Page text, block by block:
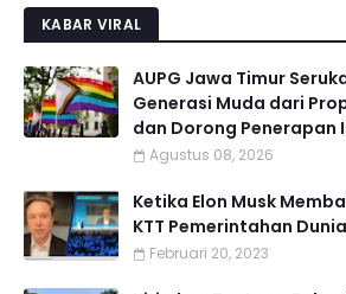
KABAR VIRAL
AUPG Jawa Timur
Generasi Muda dari
dan Dorong Penerapan
Agustus 08, 2026
Ketika Elon Musk
KTT Pemerintahan Dunia
Februari 20, 2023